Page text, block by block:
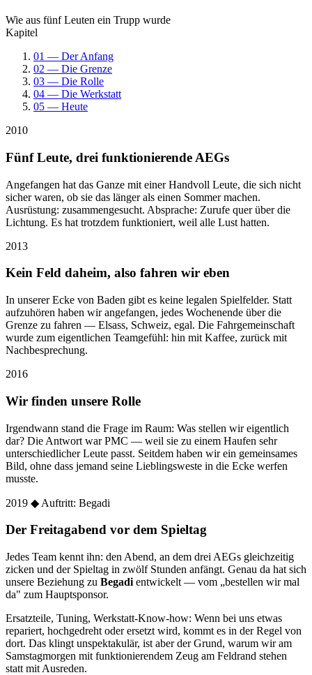
Wie aus fünf Leuten ein Trupp wurde
Kapitel
01 — Der Anfang
02 — Die Grenze
03 — Die Rolle
04 — Die Werkstatt
05 — Heute
2010
Fünf Leute, drei funktionierende AEGs
Angefangen hat das Ganze mit einer Handvoll Leute, die sich nicht
sicher waren, ob sie das länger als einen Sommer machen.
Ausrüstung: zusammengesucht. Absprache: Zurufe quer über die
Lichtung. Es hat trotzdem funktioniert, weil alle Lust hatten.
2013
Kein Feld daheim, also fahren wir eben
In unserer Ecke von Baden gibt es keine legalen Spielfelder. Statt
aufzuhören haben wir angefangen, jedes Wochenende über die
Grenze zu fahren — Elsass, Schweiz, egal. Die Fahrgemeinschaft
wurde zum eigentlichen Teamgefühl: hin mit Kaffee, zurück mit
Nachbesprechung.
2016
Wir finden unsere Rolle
Irgendwann stand die Frage im Raum: Was stellen wir eigentlich
dar? Die Antwort war PMC — weil sie zu einem Haufen sehr
unterschiedlicher Leute passt. Seitdem haben wir ein gemeinsames
Bild, ohne dass jemand seine Lieblingsweste in die Ecke werfen
musste.
2019 ◆ Auftritt: Begadi
Der Freitagabend vor dem Spieltag
Jedes Team kennt ihn: den Abend, an dem drei AEGs gleichzeitig
zicken und der Spieltag in zwölf Stunden anfängt. Genau da hat sich
unsere Beziehung zu Begadi entwickelt — vom „bestellen wir mal
da" zum Hauptsponsor.
Ersatzteile, Tuning, Werkstatt-Know-how: Wenn bei uns etwas
repariert, hochgedreht oder ersetzt wird, kommt es in der Regel von
dort. Das klingt unspektakulär, ist aber der Grund, warum wir am
Samstagmorgen mit funktionierendem Zeug am Feldrand stehen
statt mit Ausreden.